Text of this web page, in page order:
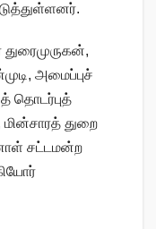
அமைப்புச்
தொடர்புத்
துறை
சட்டமன்ற